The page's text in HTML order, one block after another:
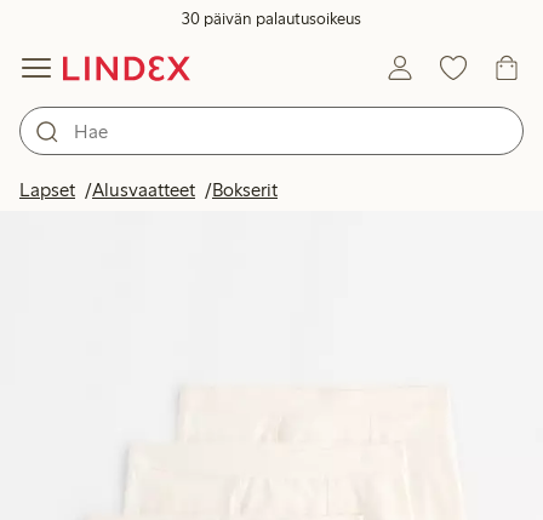
30 päivän palautusoikeus
Lapset Alusvaatteet Bokserit